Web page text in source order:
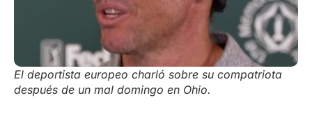
El deportista europeo charló sobre su compatriota
después de un mal domingo en Ohio.